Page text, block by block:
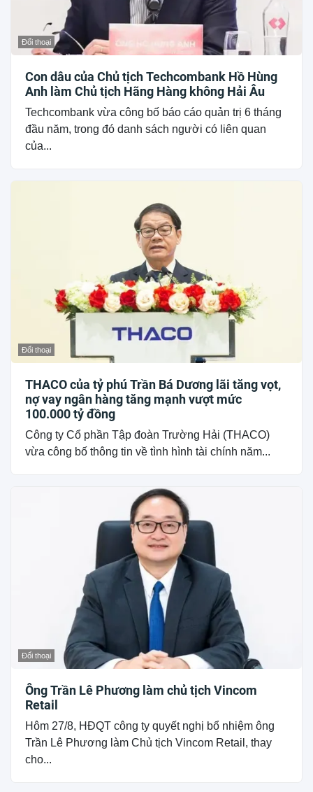
Đối thoại
Con dâu của Chủ tịch Techcombank Hồ Hùng
Anh làm Chủ tịch Hãng Hàng không Hải Âu
Techcombank vừa công bố báo cáo quản trị 6 tháng
đầu năm, trong đó danh sách người có liên quan
của...
Đối thoại
THACO của tỷ phú Trần Bá Dương lãi tăng vọt,
nợ vay ngân hàng tăng mạnh vượt mức
100.000 tỷ đồng
Công ty Cổ phần Tập đoàn Trường Hải (THACO)
vừa công bố thông tin về tình hình tài chính năm...
Đối thoại
Ông Trần Lê Phương làm chủ tịch Vincom
Retail
Hôm 27/8, HĐQT công ty quyết nghị bổ nhiệm ông
Trần Lê Phương làm Chủ tịch Vincom Retail, thay
cho...